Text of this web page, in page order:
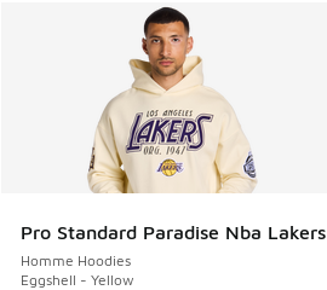
Pro Standard Paradise Nba Lakers
Homme Hoodies
Eggshell - Yellow